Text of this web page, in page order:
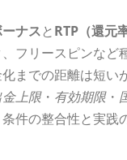
ナスとRTP（還元
フリースピンなど
までの距離は短
上限・ 有効期限・
件の整合性と実